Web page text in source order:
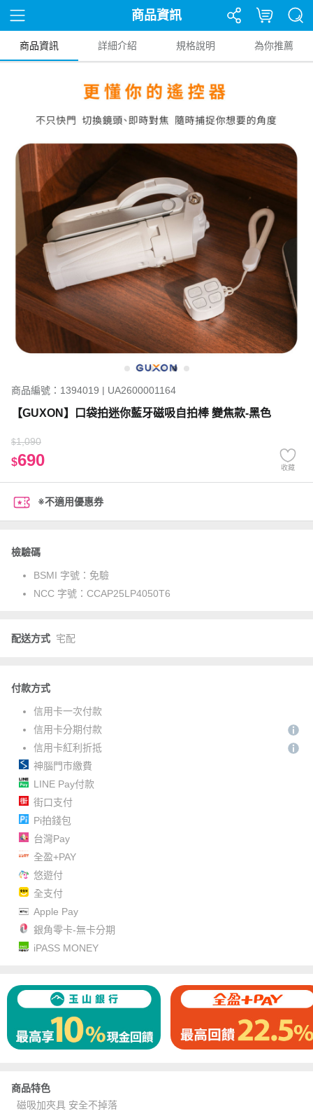
商品資訊
商品資訊 詳細介紹 規格說明 為你推薦
商品編號：1394019 | UA2600001164
【GUXON】口袋拍迷你藍牙磁吸自拍棒 變焦款-黑色
$1,090
$690 收藏
※不適用優惠券
檢驗碼
BSMI 字號： 免驗
NCC 字號： CCAP25LP4050T6
配送方式 宅配
付款方式
信用卡一次付款
信用卡分期付款
信用卡紅利折抵
神腦門市繳費
LINE Pay付款
街口支付
Pi拍錢包
台灣Pay
全盈+PAY
悠遊付
全支付
Apple Pay
銀角零卡-無卡分期
iPASS MONEY
商品特色
磁吸加夾具 安全不掉落